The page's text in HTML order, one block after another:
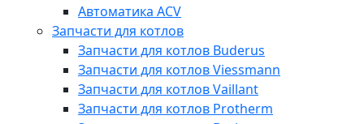
Автоматика ACV
Запчасти для котлов
Запчасти для котлов Buderus
Запчасти для котлов Viessmann
Запчасти для котлов Vaillant
Запчасти для котлов Protherm